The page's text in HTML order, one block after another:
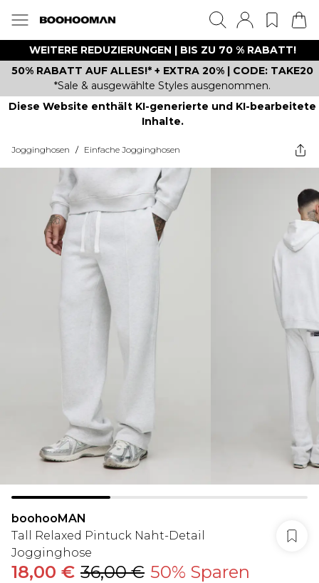
WEITERE REDUZIERUNGEN | BIS ZU 70 % RABATT!
50% RABATT AUF ALLES!* + EXTRA 20% | CODE: TAKE20
*Sale & ausgewählte Styles ausgenommen.
Diese Website enthält KI-generierte und KI-bearbeitete
Inhalte.
Jogginghosen / Einfache Jogginghosen
boohooMAN
Tall Relaxed Pintuck Naht-Detail
Jogginghose
18,00 € 36,00 € 50% Sparen